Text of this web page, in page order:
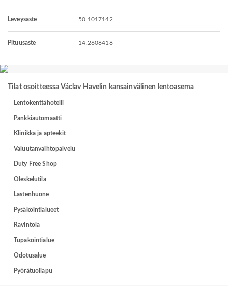
Leveysaste 50.1017142
Pituusaste 14.2608418
Tilat osoitteessa Václav Havelin kansainvälinen lentoasema
Lentokenttähotelli
Pankkiautomaatti
Klinikka ja apteekit
Valuutanvaihtopalvelu
Duty Free Shop
Oleskelutila
Lastenhuone
Pysäköintialueet
Ravintola
Tupakointialue
Odotusalue
Pyörätuoliapu